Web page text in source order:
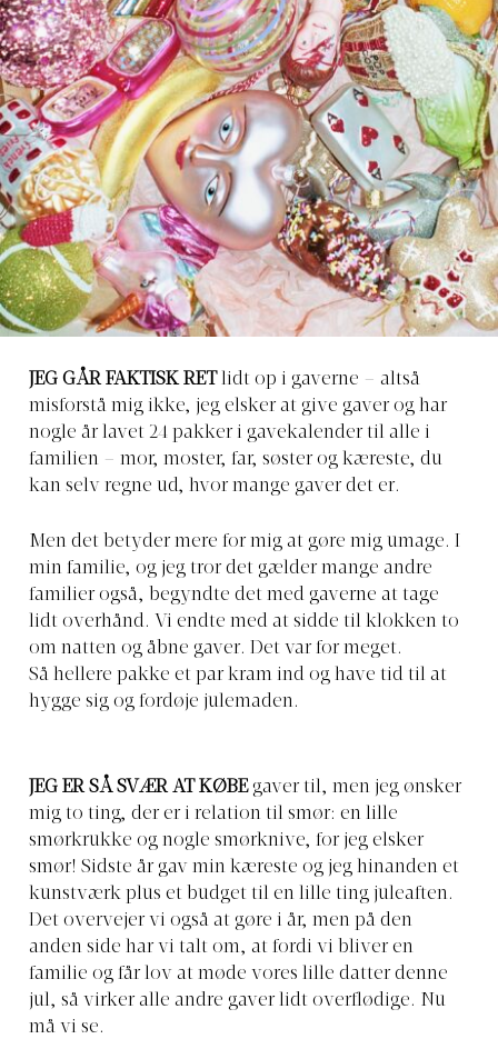
JEG GÅR FAKTISK RETlidt op i gaverne – altså
misforstå mig ikke, jeg elsker at give gaver og har
nogle år lavet 24 pakker i gavekalender til alle i
familien – mor, moster, far, søster og kæreste, du
kan selv regne ud, hvor mange gaver det er.
Men det betyder mere for mig at gøre mig umage. I
min familie, og jeg tror det gælder mange andre
familier også, begyndte det med gaverne at tage
lidt overhånd. Vi endte med at sidde til klokken to
om natten og åbne gaver. Det var for meget.
Så hellere pakke et par kram ind og have tid til at
hygge sig og fordøje julemaden.
JEG ER SÅ SVÆR AT KØBEgaver til, men jeg ønsker
mig to ting, der er i relation til smør: en lille
smørkrukke og nogle smørknive, for jeg elsker
smør! Sidste år gav min kæreste og jeg hinanden et
kunstværk plus et budget til en lille ting juleaften.
Det overvejer vi også at gøre i år, men på den
anden side har vi talt om, at fordi vi bliver en
familie og får lov at møde vores lille datter denne
jul, så virker alle andre gaver lidt overflødige. Nu
må vi se.